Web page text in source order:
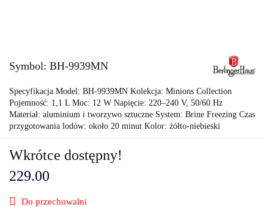
Symbol: BH-9939MN
Specyfikacja Model: BH-9939MN Kolekcja: Minions Collection
Pojemność: 1,1 L Moc: 12 W Napięcie: 220–240 V, 50/60 Hz
Materiał: aluminium i tworzywo sztuczne System: Brine Freezing Czas
przygotowania lodów: około 20 minut Kolor: żółto-niebieski
Wkrótce dostępny!
229.00
Do przechowalni